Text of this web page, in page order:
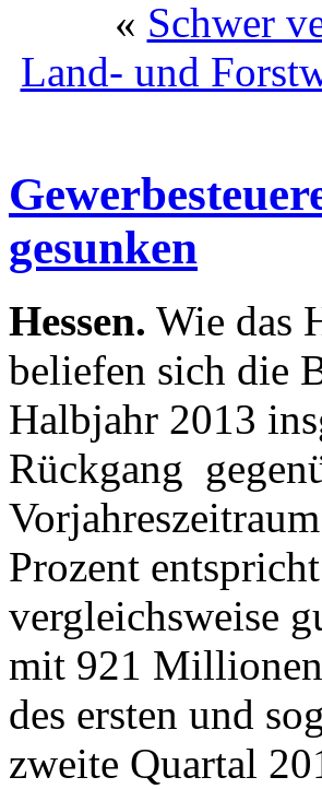
« Schwer
Land- und
gesunken
Hessen. Wie das
beliefen sich die
Halbjahr 2013
Rückgang
Prozent
vergleichsweise
mit 921 Millionen
des ersten und
zweite Quartal